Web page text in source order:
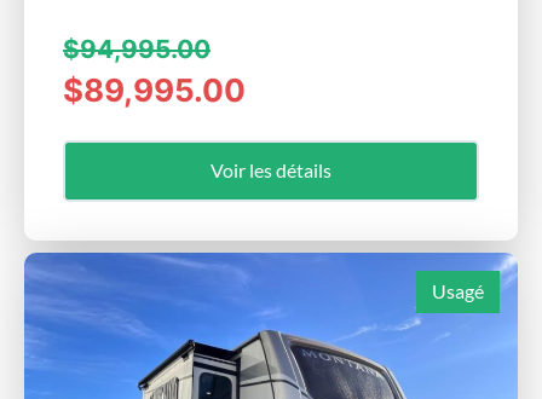
$94,995.00
$89,995.00
Voir les détails
Usagé